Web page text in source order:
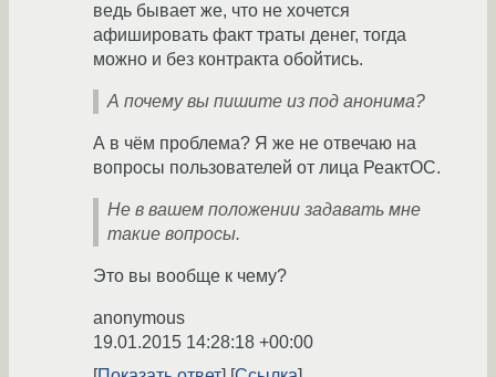
ведь бывает же, что не хочется
афишировать факт траты денег, тогда
можно и без контракта обойтись.
А почему вы пишите из под анонима?
А в чём проблема? Я же не отвечаю на
вопросы пользователей от лица РеактОС.
Не в вашем положении задавать мне
такие вопросы.
Это вы вообще к чему?
anonymous
19.01.2015 14:28:18 +00:00